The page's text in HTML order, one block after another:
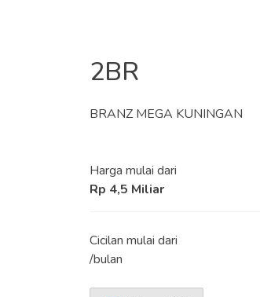
2BR
BRANZ MEGA KUNINGAN
Harga mulai dari
Rp 4,5 Miliar
Cicilan mulai dari
/bulan